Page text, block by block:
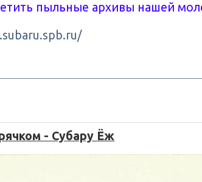
пыльные архивы нашей
- Субару Ёж